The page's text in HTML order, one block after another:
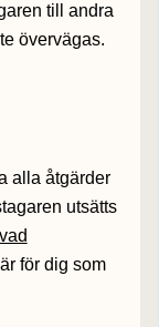
till andra
övervägas.
alla åtgärder
utsätts
vad
för dig som